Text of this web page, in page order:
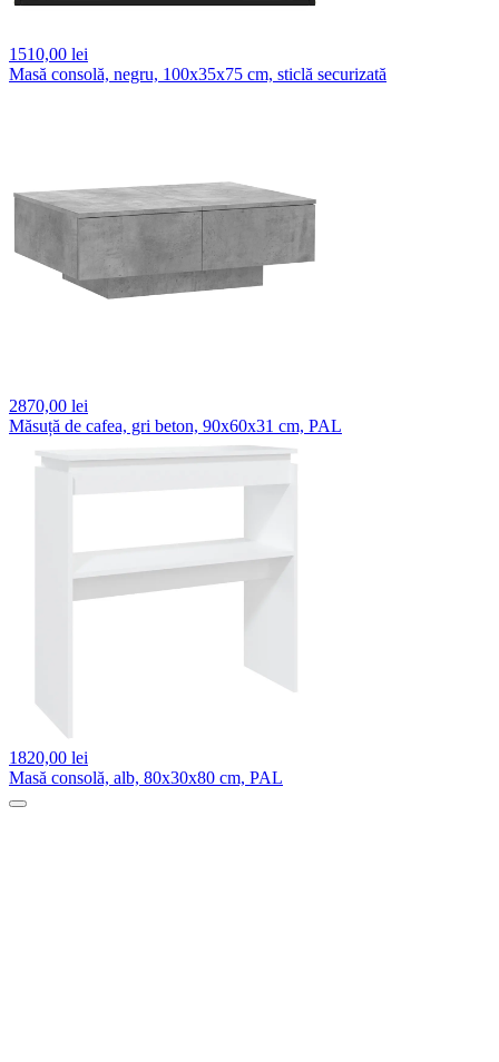
1510,00 lei
Masă consolă, negru, 100x35x75 cm, sticlă securizată
2870,00 lei
Măsuță de cafea, gri beton, 90x60x31 cm, PAL
1820,00 lei
Masă consolă, alb, 80x30x80 cm, PAL